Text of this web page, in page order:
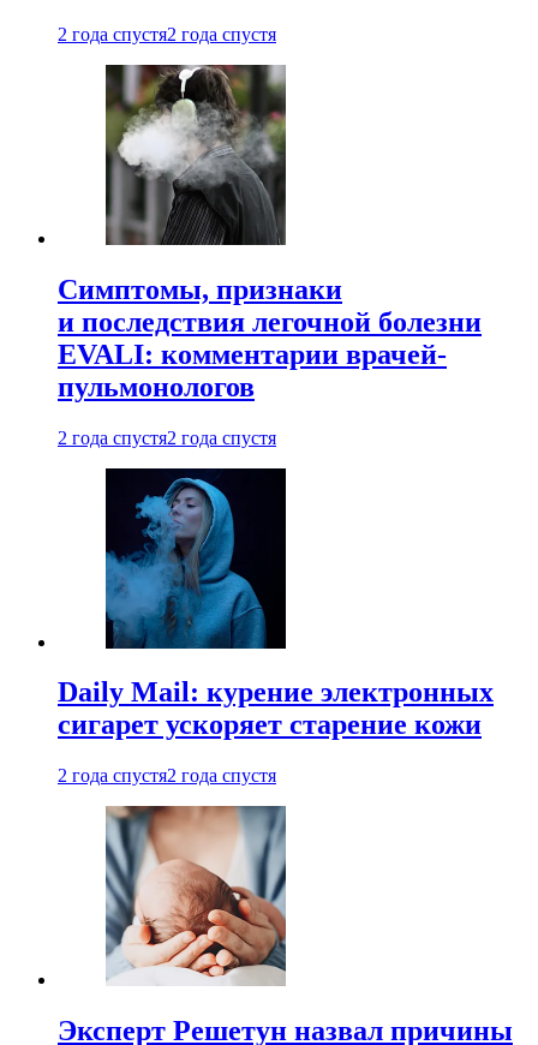
2 года спустя2 года спустя
Симптомы, признаки
и последствия легочной болезни
EVALI: комментарии врачей-
пульмонологов
2 года спустя2 года спустя
Daily Mail: курение электронных
сигарет ускоряет старение кожи
2 года спустя2 года спустя
Эксперт Решетун назвал причины